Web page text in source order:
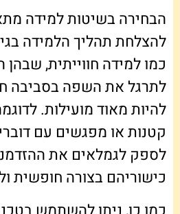
הבחירה בשיטות למידה
להצלחת תהליך הלמידה
כמו למידה חווייתית, שבהן
לתרגל את השפה בסביבה
להיות מאוד מועילות.
קטנות או מפגשים עם
לספק לגמלאים את
כישוריהם בצורה חופשית